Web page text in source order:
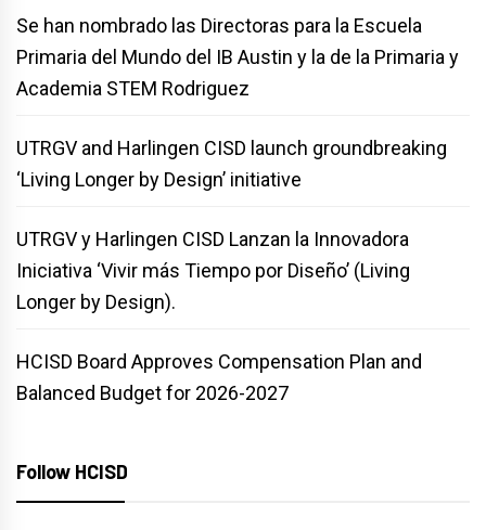
Se han nombrado las Directoras para la Escuela
Primaria del Mundo del IB Austin y la de la Primaria y
Academia STEM Rodriguez
UTRGV and Harlingen CISD launch groundbreaking
‘Living Longer by Design’ initiative
UTRGV y Harlingen CISD Lanzan la Innovadora
Iniciativa ‘Vivir más Tiempo por Diseño’ (Living
Longer by Design).
HCISD Board Approves Compensation Plan and
Balanced Budget for 2026-2027
Follow HCISD